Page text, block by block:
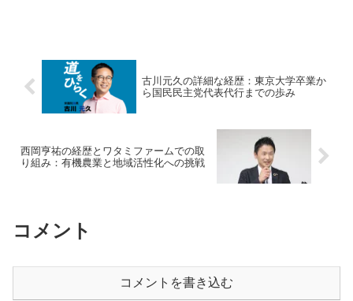
古川元久の詳細な経歴：東京大学卒業か
ら国民民主党代表代行までの歩み
西岡亨祐の経歴とワタミファームでの取
り組み：有機農業と地域活性化への挑戦
コメント
コメントを書き込む